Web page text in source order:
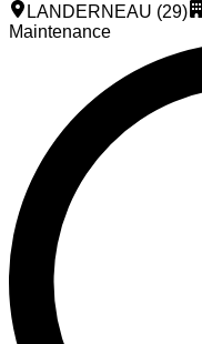
LANDERNEAU (29)
Maintenance